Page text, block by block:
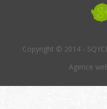
Copyright © 2014 -
Agence